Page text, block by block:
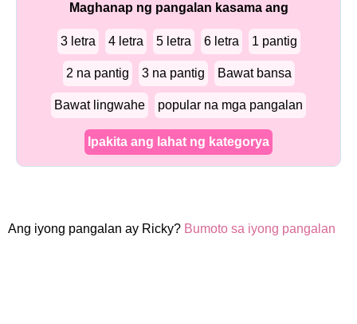
Maghanap ng pangalan kasama ang
3 letra 4 letra 5 letra 6 letra 1 pantig
2 na pantig 3 na pantig Bawat bansa
Bawat lingwahe popular na mga pangalan
Ipakita ang lahat ng kategorya
Ang iyong pangalan ay Ricky? Bumoto sa iyong pangalan